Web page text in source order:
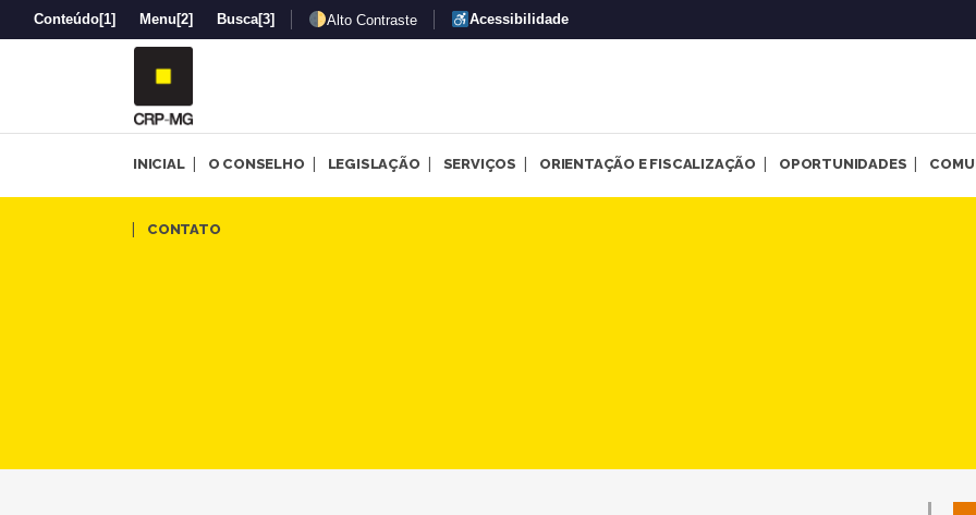
Conteúdo[1] Menu [2] Busca[3] Alto Contraste Acessibilidade
INICIAL O CONSELHO LEGISLAÇÃO SERVIÇOS ORIENTAÇÃO E FISCALIZAÇÃO OPORTUNIDADES
CONTATO
Série “Saúde Mental de Janeiro a Janeiro” traz para o